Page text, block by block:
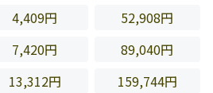
4,409円
52,908円
7,420円
89,040円
13,312円
159,744円